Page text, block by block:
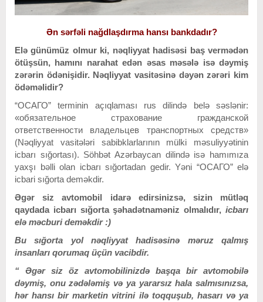
Ən sərfəli nağdlaşdırma hansı bankdadır?
Elə günümüz olmur ki, nəqliyyat hadisəsi baş vermədən
ötüşsün, hamını narahat edən əsas məsələ isə dəymiş
zərərin ödənişidir. Nəqliyyat vasitəsinə dəyən zərəri kim
ödəməlidir?
“ОСАГО” terminin açıqlaması rus dilində belə səslənir:
«обязательное страхование гражданской
ответственности владельцев транспортных средств»
(Nəqliyyat vasitələri sabibklarlarının mülki məsuliyyətinin
icbarı sığortası). Söhbət Azərbaycan dilində isə hamımıza
yaxşı bəlli olan icbarı sığortadan gedir. Yəni “ОСАГО” elə
icbari sığorta deməkdir.
Əgər siz avtomobil idarə edirsinizsə, sizin mütləq
qaydada icbarı sığorta şəhadətnaməniz olmalıdır, icbarı
elə məcburi deməkdir :)
Bu sığorta yol nəqliyyat hadisəsinə məruz qalmış
insanları qorumaq üçün vacibdir.
“ Əgər siz öz avtomobilinizdə başqa bir avtomobilə
dəymiş, onu zədələmiş və ya yararsız hala salmısınızsa,
hər hansı bir marketin vitrini ilə toqquşub, hasarı və ya